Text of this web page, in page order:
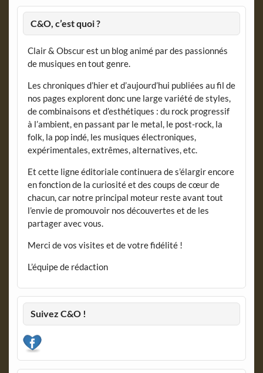
C&O, c’est quoi ?
Clair & Obscur est un blog animé par des passionnés
de musiques en tout genre.
Les chroniques d’hier et d’aujourd’hui publiées au fil de
nos pages explorent donc une large variété de styles,
de combinaisons et d’esthétiques : du rock progressif
à l’ambient, en passant par le metal, le post-rock, la
folk, la pop indé, les musiques électroniques,
expérimentales, extrêmes, alternatives, etc.
Et cette ligne éditoriale continuera de s’élargir encore
en fonction de la curiosité et des coups de cœur de
chacun, car notre principal moteur reste avant tout
l’envie de promouvoir nos découvertes et de les
partager avec vous.
Merci de vos visites et de votre fidélité !
L’équipe de rédaction
Suivez C&O !